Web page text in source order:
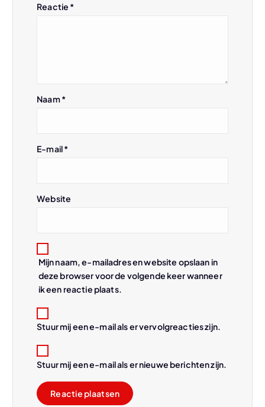
Reactie *
Naam*
E-mail*
Website
Mijn naam, e-mailadres en website opslaan in
deze browser voor de volgende keer wanneer
ik een reactie plaats.
Stuur mij een e-mail als er vervolgreacties zijn.
Stuur mij een e-mail als er nieuwe berichten zijn.